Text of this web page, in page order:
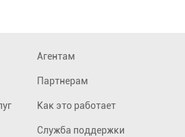
Агентам
Партнерам
Как это работает
Служба поддержки